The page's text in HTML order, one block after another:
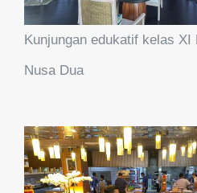
Kunjungan edukatif kelas
Nusa Dua